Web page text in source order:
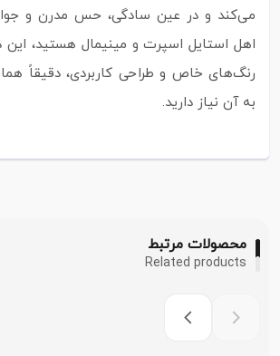
می‌کند و در عین سادگی، حس مدرن و
اهل استایل اسپرت و مینیمال هستید،
رنگ‌های خاص و طراحی کاربردی، دقیقاً
به آن نیاز دارید.
محصولات مرتبط
Related products